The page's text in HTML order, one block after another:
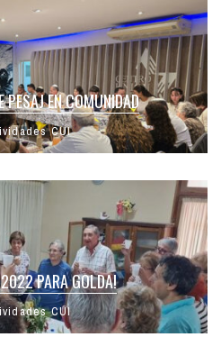
PESAJ EN COMUNIDAD
CUI
PARA GOLDA!
CUI